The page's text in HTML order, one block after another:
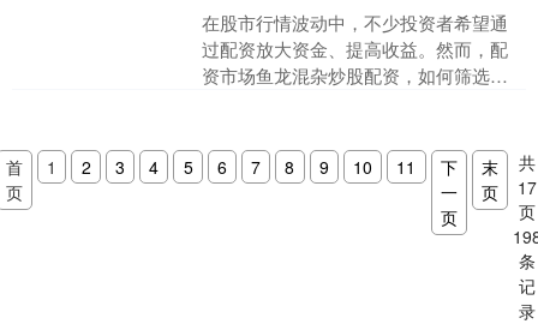
在股市行情波动中，不少投资者希望通
过配资放大资金、提高收益。然而，配
资市场鱼龙混杂炒股配资，如何筛选正
首
页
1 2 3 4 5 6 7 8 9 10 11
下
一
页
末
页
共
17
页
条
记
录